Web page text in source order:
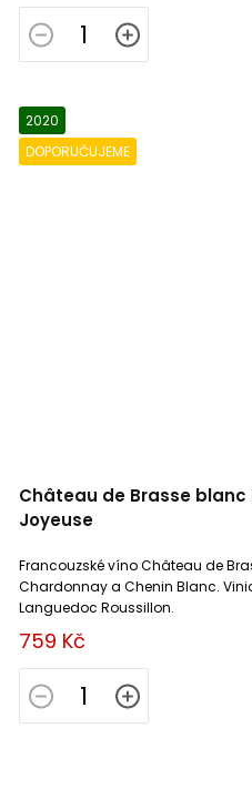
2020
DOPORUČUJEME
Château de Brasse blanc
Joyeuse
759 Kč
Francouzské víno Château de
Chardonnay a Chenin Blanc.
Languedoc Roussillon.